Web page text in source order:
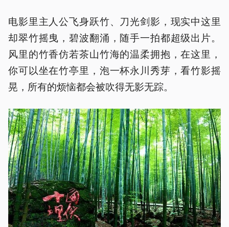
电影里主人公飞身跃竹、刀光剑影，现实中这里
却翠竹摇曳，碧波翻涌，随手一拍都超级出片。
风里的竹香仿若茶山竹海的温柔拥抱，在这里，
你可以坐在竹亭里，泡一杯永川秀芽，看竹影摇
晃，所有的烦恼都会被吹得无影无踪。